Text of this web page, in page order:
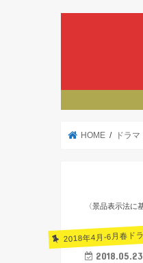
HOME ドラマ
〈景品表示法に
2018年4月-6月春ド
2018.05.23